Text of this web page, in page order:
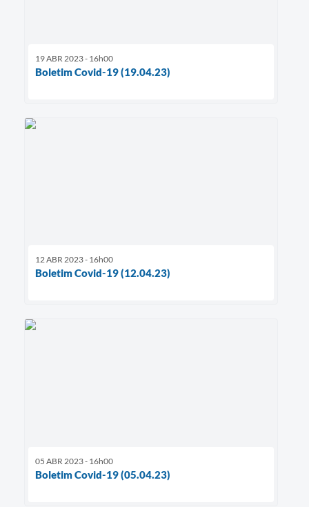
19 ABR 2023 - 16h00
Boletim Covid-19 (19.04.23)
12 ABR 2023 - 16h00
Boletim Covid-19 (12.04.23)
05 ABR 2023 - 16h00
Boletim Covid-19 (05.04.23)